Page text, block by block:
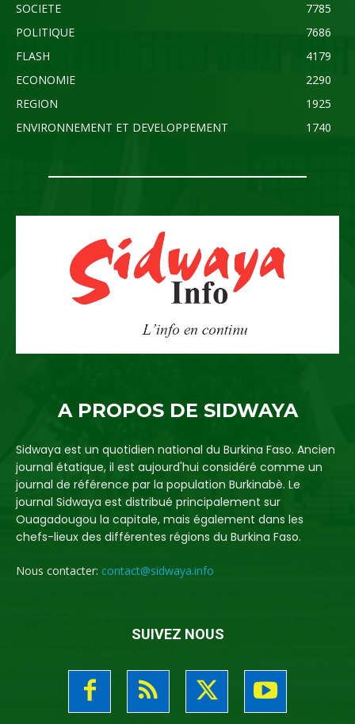
SOCIETE
7785
POLITIQUE
7686
FLASH
4179
ECONOMIE
2290
REGION
1925
ENVIRONNEMENT ET DEVELOPPEMENT
1740
A PROPOS DE SIDWAYA
Sidwaya est un quotidien national du Burkina Faso. Ancien
journal étatique, il est aujourd'hui considéré comme un
journal de référence par la population Burkinabè. Le
journal Sidwaya est distribué principalement sur
Ouagadougou la capitale, mais également dans les
chefs-lieux des différentes régions du Burkina Faso.
Nous contacter: contact@sidwaya.info
SUIVEZ NOUS